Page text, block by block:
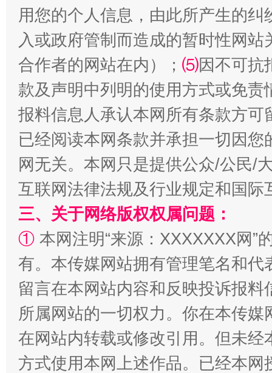
国家大学科技园优化重塑工作
扯下公款旅游的“隐身衣”
“蜀中异人”王建安的艺术幻境
用您的个人信息，由此所产生的纠
入或政府管制而造成的暂时性网
合作者的网站在内）； ⑸因不可抗
款及声明中列明的使用方式或免责
报料信息人承认本网所有条款方
已经阅读本网条款并承担一切因
网无关。本网只是提供公众/公民/
互联网法律法规及行业规定和国
三、关于网络版权权属问题：
① 本网注明“来源：XXXXXXX网”
有。本传媒网站拥有管理笔名和
留言在本网站内容和反映投诉报
所属网站的一切权力。你在本传
在网站内转载或修改引用。但未
方式使用本网上述作品。已经本